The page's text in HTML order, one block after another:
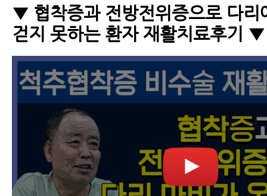
▼ 협착증과 전방전위증으로 다리
걷지 못하는 환자 재활치료후기 ▼